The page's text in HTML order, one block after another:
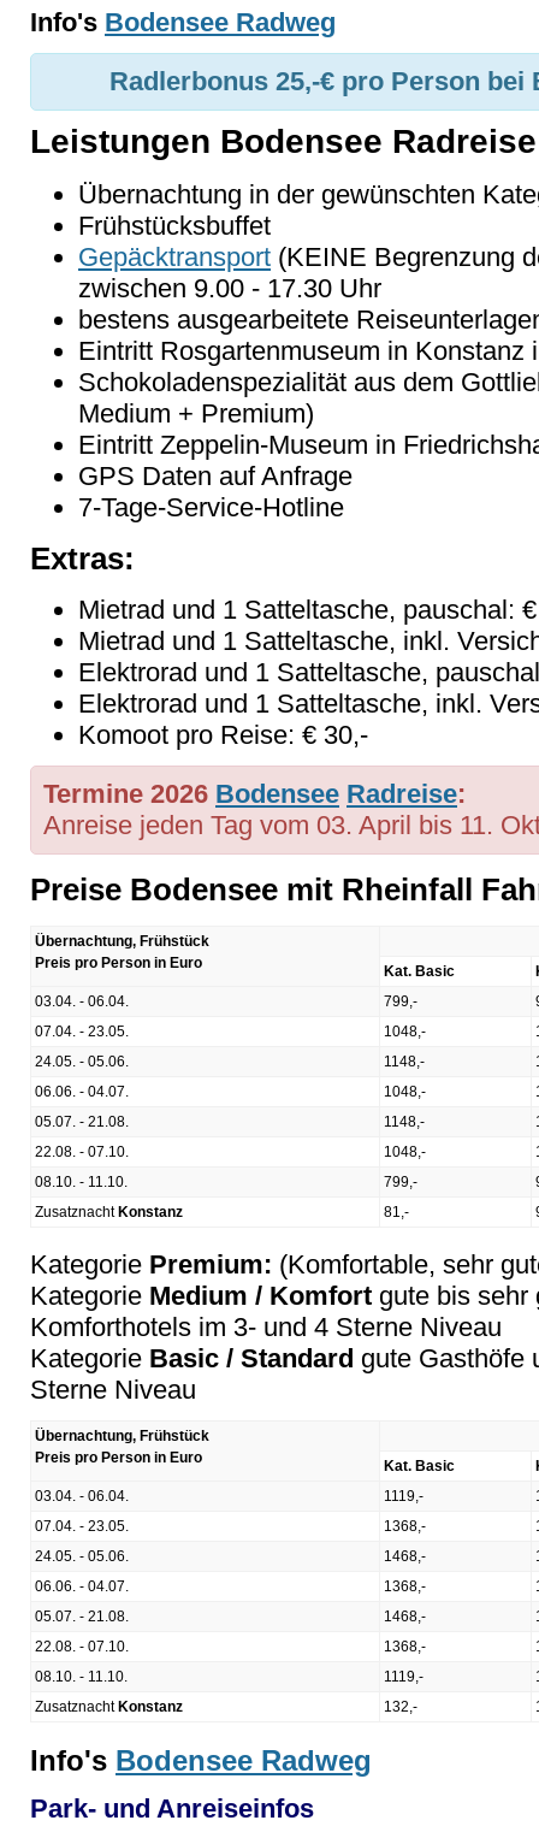
Info's Bodensee Radweg
Radlerbonus25,-€ pro Person bei
Leistungen Bodensee
Übernachtung in der gewünschten
Frühstücksbuffet
Gepäcktransport (KEINE Begrenzung
zwischen 9.00 - 17.30 Uhr
bestens ausgearbeitete
Eintritt Rosgartenmuseum in Konstanz
Schokoladenspezialität aus dem
Medium + Premium)
Eintritt Zeppelin-Museum in
GPS Daten auf Anfrage
7-Tage-Service-Hotline
Extras:
Mietrad und 1 Satteltasche, pauschal:
Mietrad und 1 Satteltasche, inkl.
Elektrorad und 1 Satteltasche,
Elektrorad und 1 Satteltasche, inkl.
Komoot pro Reise: € 30,-
Termine 2026 Bodensee Radreise:
Anreise jeden Tag vom 03. April bis 11.
Preise Bodensee mit Rheinfall
Übernachtung, Frühstück
Preis pro Person in Euro
Kat. Basic
03.04. - 06.04.
799,-
07.04. - 23.05.
1048,-
24.05. - 05.06.
1148,-
06.06. - 04.07.
1048,-
05.07. - 21.08.
1148,-
22.08. - 07.10.
1048,-
08.10. - 11.10.
799,-
Zusatznacht Konstanz 81,-
Kategorie Premium: (Komfortable, sehr
Kategorie Medium / Komfort gute bis sehr
Komforthotels im 3- und 4 Sterne Niveau
Kategorie Basic / Standard gute Gasthöfe
Sterne Niveau
Übernachtung, Frühstück
Preis pro Person in Euro
Kat. Basic
03.04. - 06.04.
1119,-
07.04. - 23.05.
1368,-
24.05. - 05.06.
1468,-
06.06. - 04.07.
1368,-
05.07. - 21.08.
1468,-
22.08. - 07.10.
1368,-
08.10. - 11.10.
1119,-
Zusatznacht Konstanz 132,-
Info's Bodensee Radweg
Park- und Anreiseinfos